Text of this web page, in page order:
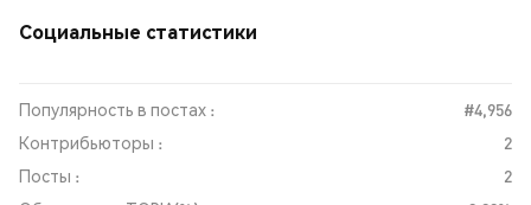
Социальные статистики
Популярность в постах :
#4,956
Контрибьюторы :
2
Посты :
2